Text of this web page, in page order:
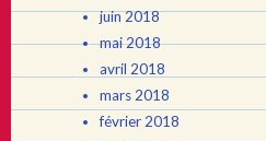
juin 2018
mai 2018
avril 2018
mars 2018
février 2018